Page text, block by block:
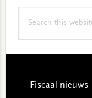
Footer
Fiscaal nieuws